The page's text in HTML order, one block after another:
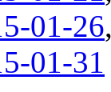
01-26
01-31